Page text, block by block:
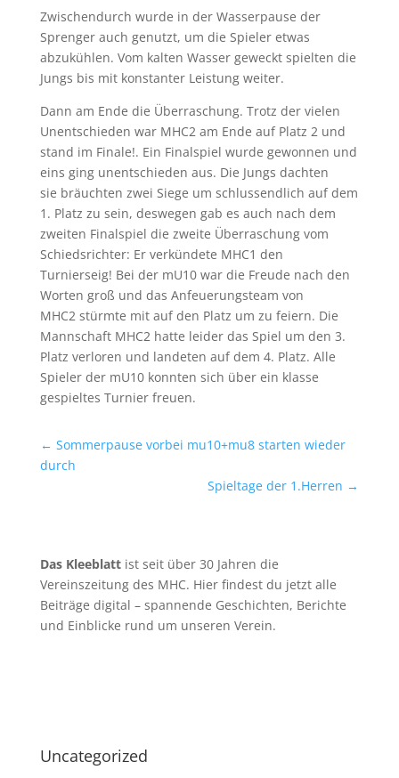
Zwischendurch wurde in der Wasserpause der
Sprenger auch genutzt, um die Spieler etwas
abzukühlen. Vom kalten Wasser geweckt spielten die
Jungs bis mit konstanter Leistung weiter.
Dann am Ende die Überraschung. Trotz der vielen
Unentschieden war MHC2 am Ende auf Platz 2 und
stand im Finale!. Ein Finalspiel wurde gewonnen und
eins ging unentschieden aus. Die Jungs dachten
sie bräuchten zwei Siege um schlussendlich auf dem
1. Platz zu sein, deswegen gab es auch nach dem
zweiten Finalspiel die zweite Überraschung vom
Schiedsrichter: Er verkündete MHC1 den
Turnierseig! Bei der mU10 war die Freude nach den
Worten groß und das Anfeuerungsteam von
MHC2 stürmte mit auf den Platz um zu feiern. Die
Mannschaft MHC2 hatte leider das Spiel um den 3.
Platz verloren und landeten auf dem 4. Platz. Alle
Spieler der mU10 konnten sich über ein klasse
gespieltes Turnier freuen.
← Sommerpause vorbei mu10+mu8 starten wieder
durch
Spieltage der 1.Herren →
Das Kleeblattist seit über 30 Jahren die
Vereinszeitung des MHC. Hier findest du jetzt alle
Beiträge digital – spannende Geschichten, Berichte
und Einblicke rund um unseren Verein.
Uncategorized